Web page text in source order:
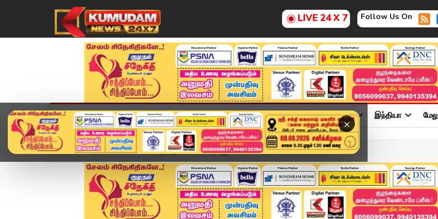
LIVE 24 X 7 Follow Us On
×
முகப்பு விளையாட்டு அண்மை தமிழ்நாடு சினிமா அரசியல் விளையாட்டு இந்தியா
Home வீடியோ ஸ்டோரி உங்களுக்கு Locopilot ஆகணுமா (11,127) காலி பணியி...